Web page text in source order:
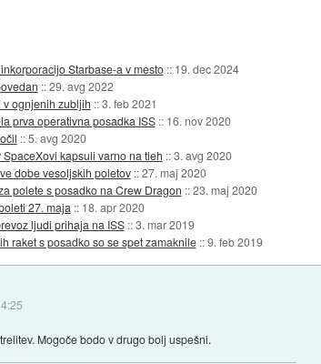
Starbase-a v mesto :: 19. dec 2024
::29. avg 2022
v ognjenih zubljih ::3. feb 2021
prva operativna posadka ISS :: 16. nov 2020
::5. avg 2020
kapsuli varno na tleh ::3. avg 2020
dobe vesoljskih poletov ::27. maj 2020
polete s posadko na Crew Dragon ::23. maj 2020
27. maja :: 18. apr 2020
ljudi prihaja na ISS ::3. mar 2019
raket s posadko so se spet zamaknile ::9. feb 2019
Mogoče bodo v drugo bolj uspešni.